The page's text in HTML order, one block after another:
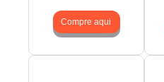
Compre aqui